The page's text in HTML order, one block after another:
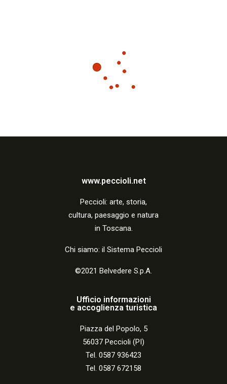
www.peccioli.net
Peccioli: arte, storia,
cultura, paesaggio e natura
in Toscana.
Chi siamo: il Sistema Peccioli
©2021 Belvedere S.p.A.
Ufficio informazioni
e accoglienza turistica
Piazza del Popolo, 5
56037 Peccioli (PI)
Tel. 0587 936423
Tel. 0587 672158